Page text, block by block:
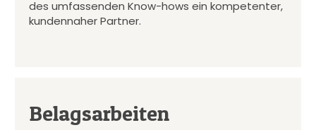
des umfassenden Know-hows ein kompetenter,
kundennaher Partner.
Belagsarbeiten